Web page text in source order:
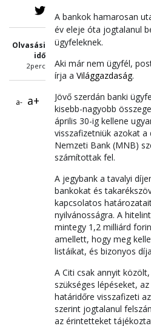
Olvasási
idő
2perc
a- a+
A bankok hamarosan
év eleje óta jogtalanul
ügyfeleknek.
Aki már nem ügyfél,
írja a Világgazdaság.
Jövő szerdán banki
kisebb-nagyobb
április 30-ig kellene
visszafizetniük azokat
Nemzeti Bank (MNB)
számítottak fel.
A jegybank a tavalyi
bankokat és
kapcsolatos
nyilvánosságra. A
mintegy 1,2 milliárd
amellett, hogy meg
listáikat, és bizonyos
A Citi csak annyit
szükséges lépéseket,
határidőre visszafizeti
szerint jogtalanul
az érintetteket